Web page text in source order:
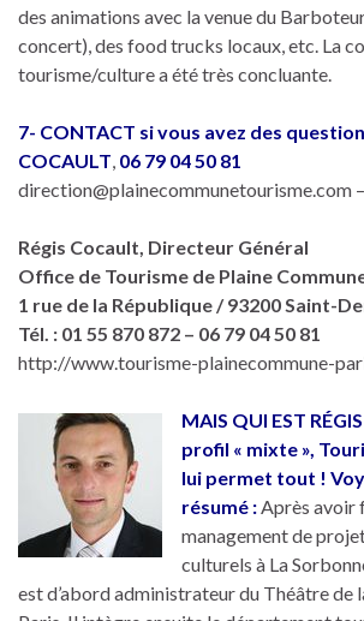
des animations avec la venue du
concert), des food trucks locaux, etc. La
tourisme/culture a été très concluante.
7- CONTACT si vous avez des
COCAULT, 06 79 04 50 81
direction@plainecommunetourisme.com –
Régis Cocault, Directeur Général
Office de Tourisme de Plaine
1 rue de la République / 93200 Saint-
Tél. : 01 55 870 872 – 06 79 04 50 81
http://www.tourisme-plainecommune-
MAIS QUI EST
profil « mixte »,
lui permet tout !
résumé :Après avoir
management de
culturels à La
est d’abord administrateur du Théâtre de